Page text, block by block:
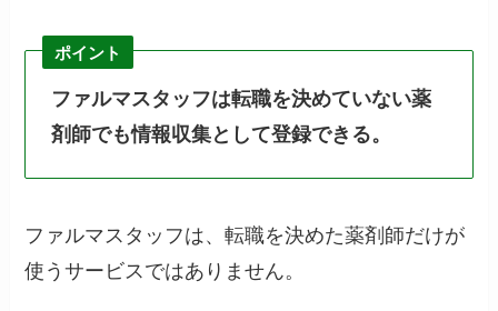
ポイント
ファルマスタッフは転職を決めていない薬
剤師でも情報収集として登録できる。
ファルマスタッフは、転職を決めた薬剤師だけが
使うサービスではありません。